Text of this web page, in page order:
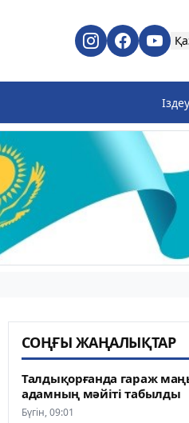
СОҢҒЫ ЖАҢАЛЫҚТАР
Талдықорғанда гараж
адамның мәйіті табылды
Бүгін, 09:01